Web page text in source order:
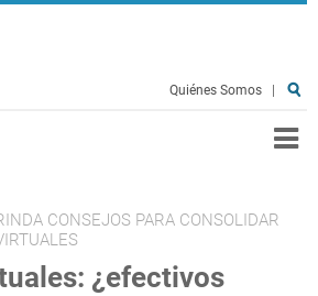
Quiénes Somos
CONSEJOS PARA CONSOLIDAR
¿efectivos